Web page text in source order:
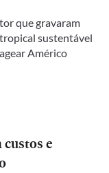
que gravaram
sustentável
Américo
e